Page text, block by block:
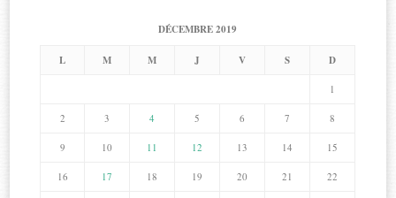
DÉCEMBRE 2019
L M M J V S D
1
2 3 4 5 6 7 8
9 10 11 12 13 14 15
16 17 18 19 20 21 22